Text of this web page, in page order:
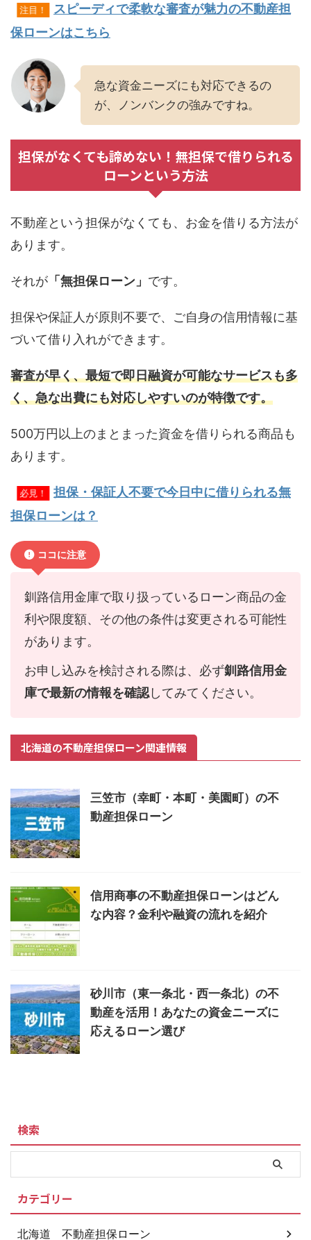
注目！
スピーディで柔軟な審査が魅力の不動産担
保ローンはこちら
急な資金ニーズにも対応できるの
が、ノンバンクの強みですね。
担保がなくても諦めない！無担保で借りられる
ローンという方法
不動産という担保がなくても、お金を借りる方法が
あります。
それが 「無担保ローン」 です。
担保や保証人が原則不要で、ご自身の信用情報に基
づいて借り入れができます。
審査が早く、最短で即日融資が可能なサービスも多
く、急な出費にも対応しやすいのが特徴です。
500万円以上のまとまった資金を借りられる商品も
あります。
必見！
担保・保証人不要で今日中に借りられる無
担保ローンは？
ココに注意
釧路信用金庫で取り扱っているローン商品の金
利や限度額、その他の条件は変更される可能性
があります。
お申し込みを検討される際は、必ず釧路信用金
庫で最新の情報を確認してみてください。
北海道の不動産担保ローン関連情報
三笠市（幸町・本町・美園町）の不
動産担保ローン
信用商事の不動産担保ローンはどん
な内容？金利や融資の流れを紹介
砂川市（東一条北・西一条北）の不
動産を活用！あなたの資金ニーズに
応えるローン選び
検索
カテゴリー
北海道 不動産担保ローン